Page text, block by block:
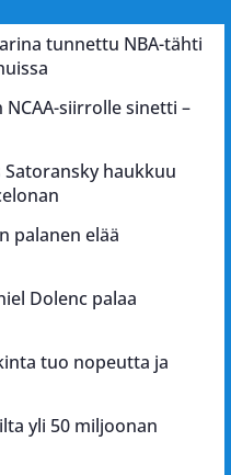
tunnettu NBA-tähti
siirrolle sinetti –
haukkuu
palanen elää
Dolenc palaa
tuo nopeutta ja
yli 50 miljoonan